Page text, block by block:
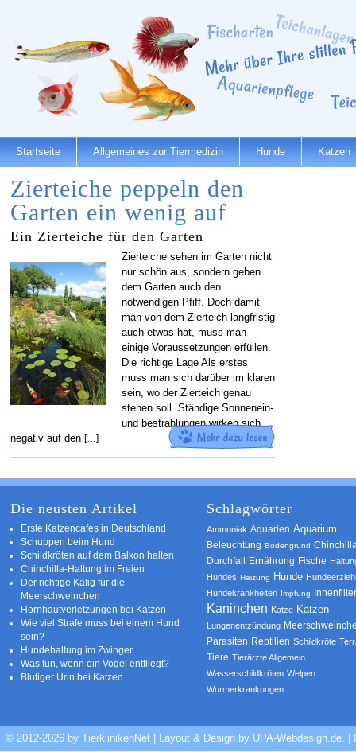
Startseite Allgemeines zur Tiermedizin Hunde Katzen
Zierteiche peppeln den
Garten ein wenig auf
Ein Zierteiche für den Garten
Zierteiche sehen im Garten nicht
nur schön aus, sondern geben
dem Garten auch den
notwendigen Pfiff. Doch damit
man von dem Zierteich langfristig
auch etwas hat, muss man
einige Voraussetzungen erfüllen.
Die richtige Lage Als erstes
muss man sich darüber im klaren
sein, wo der Zierteich genau
stehen soll. Ständige Sonnenein-
und bestrahlungen wirken sich
negativ auf den […]
Die neusten Artikel
Erste Katzencafes in Deutschland
Schuppen beim Hund
Schildkröten auf dem Balkon halten
Chinchilla-Haltung im Freien
Der richtige Käfig für die
Meerschweinchen
Hornhautverletzungen bei Katzen
Wie viel Strafe muss bei einem Hund
sein?
Hundehaltung im Zwinger
Was tun, wenn ein Vogel entfliegt?
Blutiger Urin bei Katzen
Schlagwörter
Ammoniak Aquarien Aquarium
Beleuchtung Bodengrund
Durchfall Ernährung Fische
Hundes Heizung Hunde
Hundekrankheiten Impfung
Kaninchen Katze Katzen
Lungenentzündung
Parasiten Reptilien Schildkröte
Tiere Tierärzte Allgemein
Wasserschildkröten Welpen
Wurmerkrankungen
© 2012-2026 by TierklinikenNet | Layout & Design by UPA-Webdesign.de.